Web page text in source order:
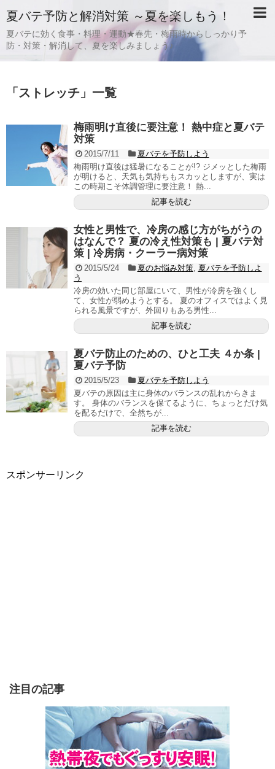
夏バテ予防と解消対策 ～夏を楽しもう！
夏バテに効く食事・料理・運動★春先・梅雨時からしっかり予
防・対策・解消して、夏を楽しみましょう♪
「 ストレッチ 」 一覧
梅雨明け直後に要注意！ 熱中症と夏バテ
対策
2015/7/11
夏バテを予防しよう
梅雨明け直後は猛暑になることが!? ジメッとした梅雨
が明けると、天気も気持ちもスカッとしますが、実は
この時期こそ体調管理に要注意！ 熱...
記事を読む
女性と男性で、冷房の感じ方がちがうの
はなんで？ 夏の冷え性対策も | 夏バテ対
策 | 冷房病・クーラー病対策
2015/5/24 夏のお悩み対策, 夏バテを予防しよ
う
冷房の効いた同じ部屋にいて、男性が冷房を強くし
て、女性が弱めようとする。 夏のオフィスではよく見
られる風景ですが、外回りもある男性...
記事を読む
夏バテ防止のための、ひと工夫 ４か条 |
夏バテ予防
2015/5/23
夏バテを予防しよう
夏バテの原因は主に身体のバランスの乱れからきま
す。 身体のバランスを保てるように、ちょっとだけ気
を配るだけで、全然ちが...
記事を読む
スポンサーリンク
注目の記事